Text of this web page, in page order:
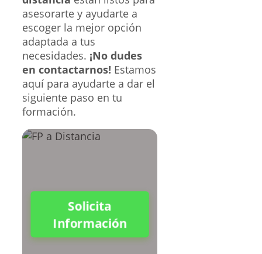
asesorarte y ayudarte a
escoger la mejor opción
adaptada a tus
necesidades. ¡No dudes
en contactarnos! Estamos
aquí para ayudarte a dar el
siguiente paso en tu
formación.
Solicita
Información